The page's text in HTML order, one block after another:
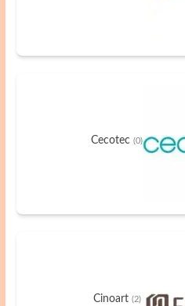
Cecotec (0)
Cinoart (2)